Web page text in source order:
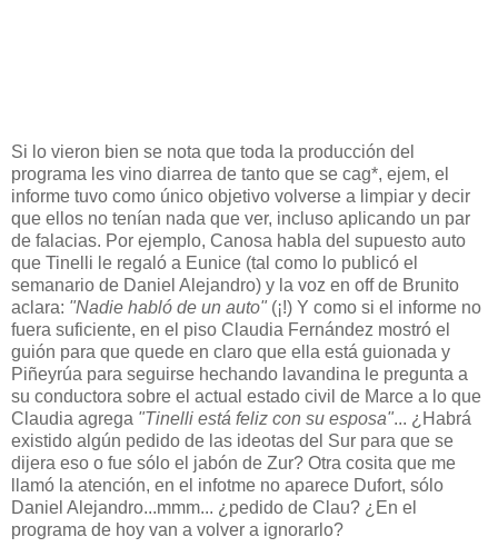
Si lo vieron bien se nota que toda la producción del
programa les vino diarrea de tanto que se cag*, ejem, el
informe tuvo como único objetivo volverse a limpiar y decir
que ellos no tenían nada que ver, incluso aplicando un par
de falacias. Por ejemplo, Canosa habla del supuesto auto
que Tinelli le regaló a Eunice (tal como lo publicó el
semanario de Daniel Alejandro) y la voz en off de Brunito
aclara: "Nadie habló de un auto" (¡!) Y como si el informe no
fuera suficiente, en el piso Claudia Fernández mostró el
guión para que quede en claro que ella está guionada y
Piñeyrúa para seguirse hechando lavandina le pregunta a
su conductora sobre el actual estado civil de Marce a lo que
Claudia agrega "Tinelli está feliz con su esposa"... ¿Habrá
existido algún pedido de las ideotas del Sur para que se
dijera eso o fue sólo el jabón de Zur? Otra cosita que me
llamó la atención, en el infotme no aparece Dufort, sólo
Daniel Alejandro...mmm... ¿pedido de Clau? ¿En el
programa de hoy van a volver a ignorarlo?